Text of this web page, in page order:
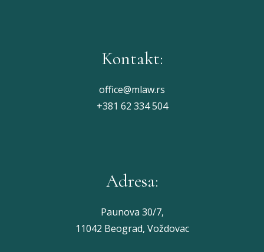
Kontakt:
office@mlaw.rs
+381 62 334 504
Adresa:
Paunova 30/7,
11042 Beograd, Voždovac